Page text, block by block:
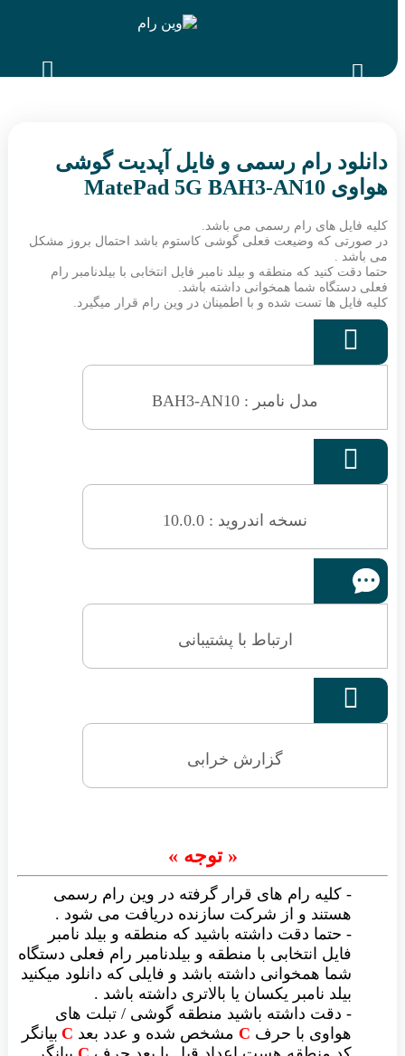
رام رسمی و فایل آپدیت گوشی
های رام رسمی می باشد.
که وضیعت فعلی گوشی کاستوم باشد احتمال بروز مشکل
که منطقه و بیلد نامبر فایل انتخابی با بیلدنامبر رام
شما همخوانی داشته باشد.
ها تست شده و با اطمینان در وین رام قرار میگیرد.
مدل نامبر : BAH3-AN10
نسخه اندروید : 10.0.0
ارتباط با پشتیبانی
گزارش خرابی
« توجه »
رام های قرار گرفته در وین رام رسمی
و از شرکت سازنده دریافت می شود .
دقت داشته باشید که منطقه و بیلد نامبر
انتخابی با منطقه و بیلدنامبر رام فعلی دستگاه
همخوانی داشته باشد و فایلی که دانلود میکنید
نامبر یکسان یا بالاتری داشته باشد .
داشته باشید منطقه گوشی / تبلت های
با حرفC مشخص شده و عدد بعدC بیانگر